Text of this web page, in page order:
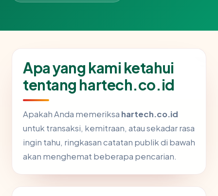
Apa yang kami ketahui
tentang hartech.co.id
Apakah Anda memeriksa hartech.co.id
untuk transaksi, kemitraan, atau sekadar rasa
ingin tahu, ringkasan catatan publik di bawah
akan menghemat beberapa pencarian.